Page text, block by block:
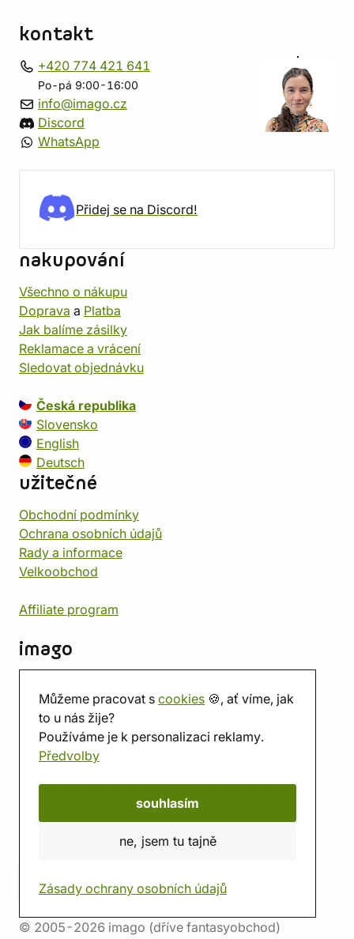
Můžeme pracovat s cookies 🍪, ať víme, jak
to u nás žije?
Používáme je k personalizaci reklamy.
Předvolby
souhlasím
ne, jsem tu tajně
Zásady ochrany osobních údajů
kontakt
+420 774 421 641
Po-pá 9:00-16:00
info@imago.cz
Discord
WhatsApp
Přidej se na Discord!
nakupování
Všechno o nákupu
Doprava a Platba
Jak balíme zásilky
Reklamace a vrácení
Sledovat objednávku
Česká republika
Slovensko
English
Deutsch
užitečné
Obchodní podmínky
Ochrana osobních údajů
Rady a informace
Velkoobchod
Affiliate program
imago
Prodejna
Herna
O nás
Hodnocení obchodu
© 2005-2026 imago (dříve fantasyobchod)